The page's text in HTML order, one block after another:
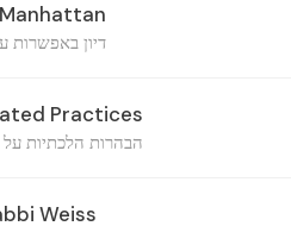
דיון באפשרות
Practices
הבהרות הלכתיות על
Weiss